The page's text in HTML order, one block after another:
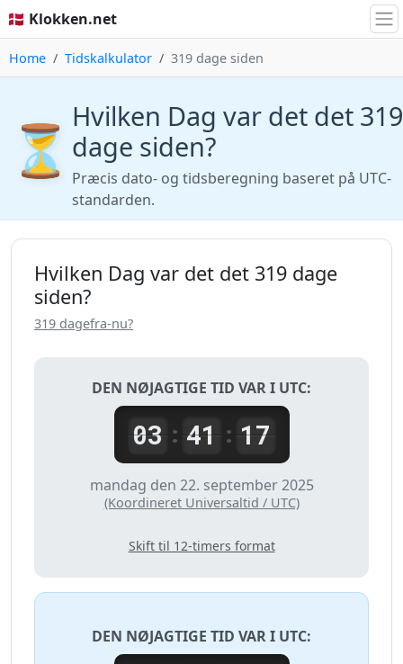
🇩🇰 Klokken.net
Home Tidskalkulator 319 dage siden
⏳ Hvilken Dag var det det 319
dage siden?
Præcis dato- og tidsberegning baseret på UTC-
standarden.
Hvilken Dag var det det 319 dage
siden?
319 dagefra-nu?
DEN NØJAGTIGE TID VAR I UTC:
03: 41: 17
mandag den 22. september 2025
(Koordineret Universaltid / UTC)
Skift til 12-timers format
DEN NØJAGTIGE TID VAR I UTC: